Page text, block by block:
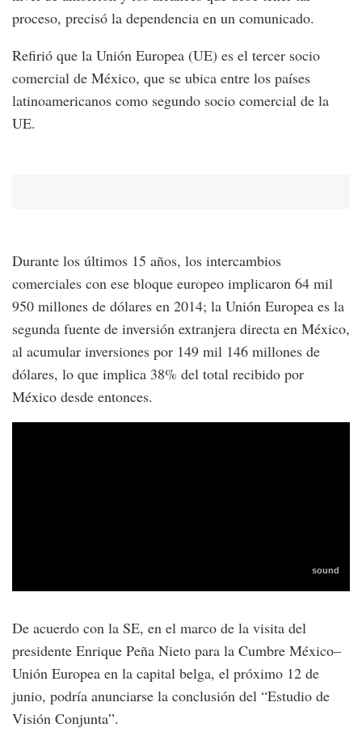
proceso, precisó la dependencia en un comunicado.
Refirió que la Unión Europea (UE) es el tercer socio
comercial de México, que se ubica entre los países
latinoamericanos como segundo socio comercial de la
UE.
Durante los últimos 15 años, los intercambios
comerciales con ese bloque europeo implicaron 64 mil
950 millones de dólares en 2014; la Unión Europea es la
segunda fuente de inversión extranjera directa en México,
al acumular inversiones por 149 mil 146 millones de
dólares, lo que implica 38% del total recibido por
México desde entonces.
De acuerdo con la SE, en el marco de la visita del
presidente Enrique Peña Nieto para la Cumbre México–
Unión Europea en la capital belga, el próximo 12 de
junio, podría anunciarse la conclusión del “Estudio de
Visión Conjunta”.